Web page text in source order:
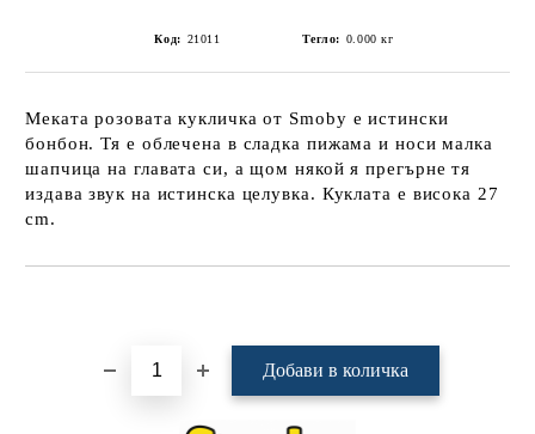
Код: 21011 Тегло: 0.000 кг
Меката розовата кукличка от Smoby е истински
бонбон. Тя е облечена в сладка пижама и носи малка
шапчица на главата си, а щом някой я прегърне тя
издава звук на истинска целувка. Куклата е висока 27
сm.